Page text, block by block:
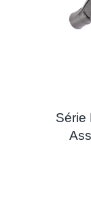
Série